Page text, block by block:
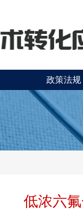
政策法规
低浓六